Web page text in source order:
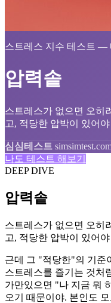
스트레스 지수 테스트 —
압력솥
스트레스가 없으면 오히
고, 적당한 압박이 있어
심심테스트
나도 테스트 해보기
DEEP DIVE
압력솥
스트레스가 없으면 오히
고, 적당한 압박이 있어
근데 그 "적당한"의 기준
스트레스를 즐기는 것처
가만있으면 "나 지금 뭐
오기 때문이야. 본인도